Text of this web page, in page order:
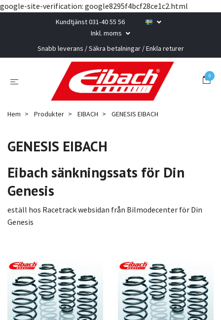
google-site-verification: google8295f4bcf28ce1c2.html
Kundtjänst 031-40 55 56
Inkl. moms
Snabb leverans / Säkra betalningar / Enkla returer
0
Hem Produkter EIBACH GENESIS EIBACH
GENESIS EIBACH
Eibach sänkningssats för Din
Genesis
eställ hos Racetrack websidan från Bilmodecenter för Din
Genesis